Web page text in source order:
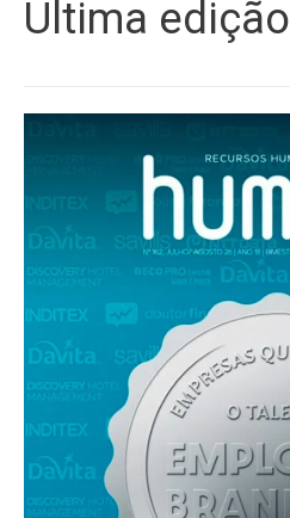
Última edição